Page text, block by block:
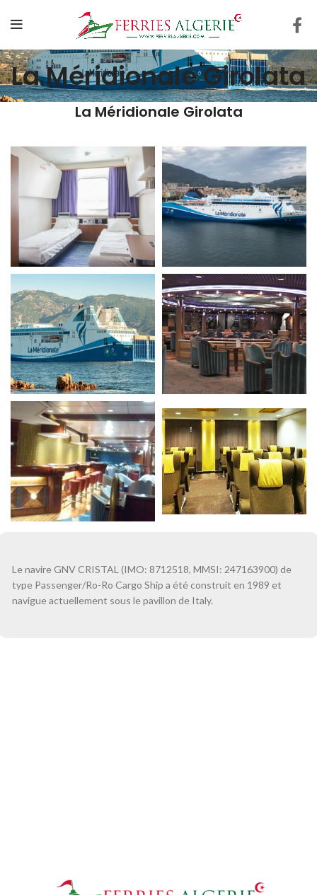
La Méridionale Girolata
La Méridionale Girolata
Le navire GNV CRISTAL (IMO: 8712518, MMSI: 247163900) de
type Passenger/Ro-Ro Cargo Ship a été construit en 1989 et
navigue actuellement sous le pavillon de Italy.